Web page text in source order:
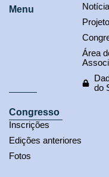
Menu
Área
do
Congresso
Inscrições
Edições anteriores
Fotos